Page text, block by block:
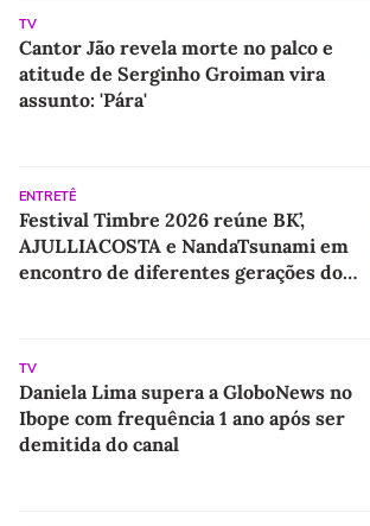
TV
Cantor Jão revela morte no palco e
atitude de Serginho Groiman vira
assunto: 'Pára'
ENTRETÊ
Festival Timbre 2026 reúne BK’,
AJULLIACOSTA e NandaTsunami em
encontro de diferentes gerações do
TV
Daniela Lima supera a GloboNews no
Ibope com frequência 1 ano após ser
demitida do canal